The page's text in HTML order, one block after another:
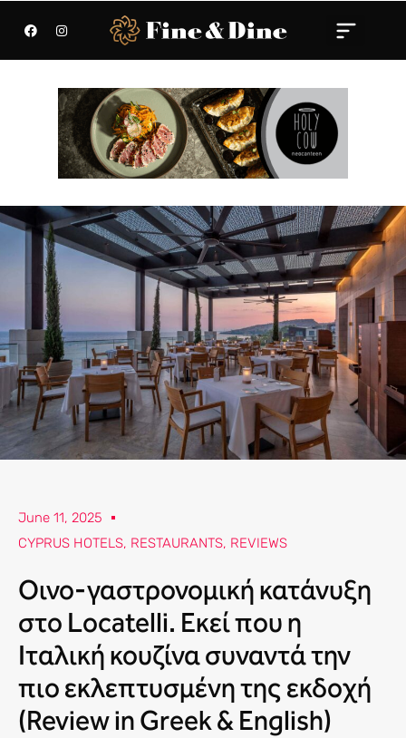
June 11, 2025
CYPRUS HOTELS, RESTAURANTS, REVIEWS
Οινο-γαστρονομική κατάνυξη
στο Locatelli. Εκεί που η
Ιταλική κουζίνα συναντά την
πιο εκλεπτυσμένη της εκδοχή
(Review in Greek & English)